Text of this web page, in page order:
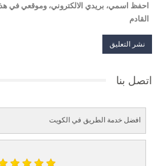
احفظ اسمي، بريدي الالكتروني، وموقعي في
القادم
اتصل بنا
افضل خدمة الطريق في الكويت